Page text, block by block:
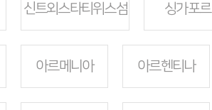
신트외스타티위스섬 싱가포르
아르메니아 아르헨티나